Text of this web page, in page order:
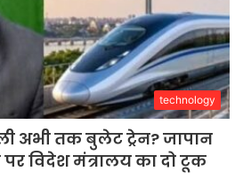
technology
अभी तक बुलेट ट्रेन? जापान
पर विदेश मंत्रालय का दो टूक